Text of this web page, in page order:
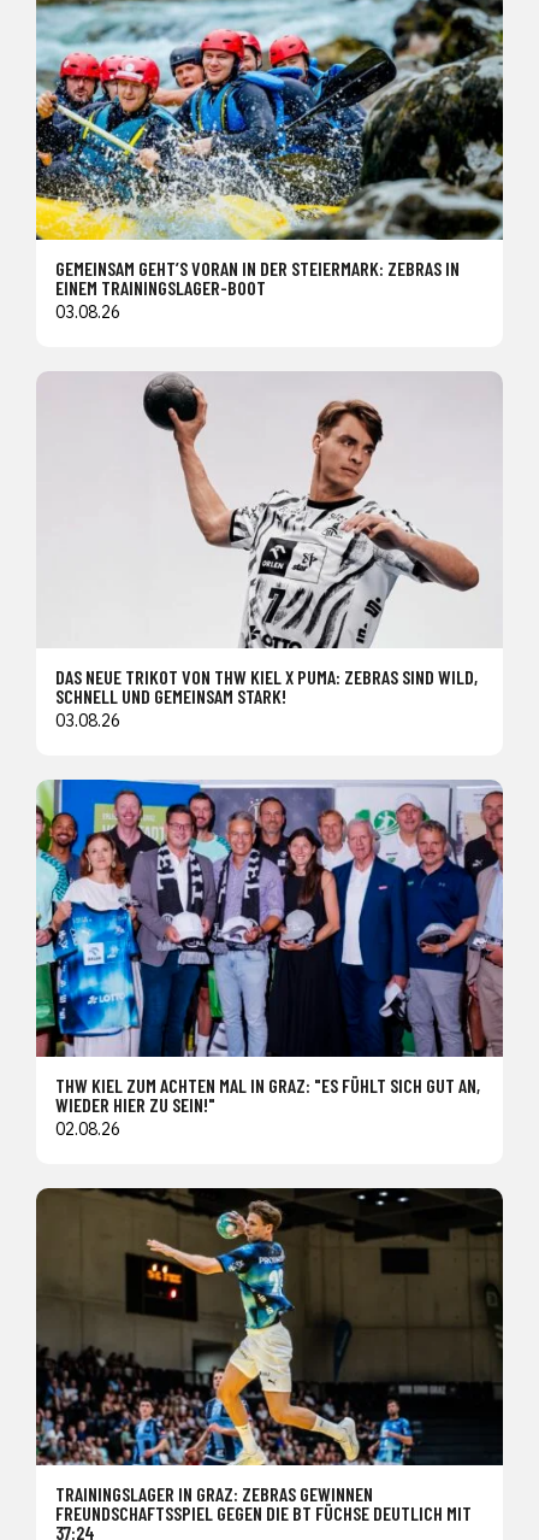
GEMEINSAM GEHT’S VORAN IN DER STEIERMARK: ZEBRAS IN
EINEM TRAININGSLAGER-BOOT
03.08.26
DAS NEUE TRIKOT VON THW KIEL X PUMA: ZEBRAS SIND WILD,
SCHNELL UND GEMEINSAM STARK!
03.08.26
THW KIEL ZUM ACHTEN MAL IN GRAZ: "ES FÜHLT SICH GUT AN,
WIEDER HIER ZU SEIN!"
02.08.26
TRAININGSLAGER IN GRAZ: ZEBRAS GEWINNEN
FREUNDSCHAFTSSPIEL GEGEN DIE BT FÜCHSE DEUTLICH MIT
37:24